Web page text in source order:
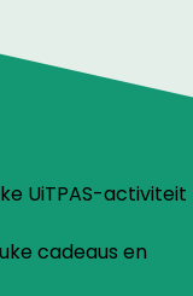
UiTPAS-activiteit
cadeaus en